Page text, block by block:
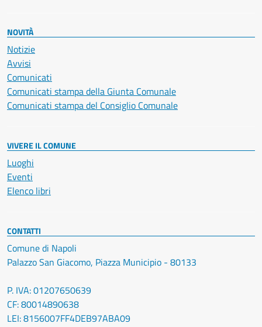
NOVITÀ
Notizie
Avvisi
Comunicati
Comunicati stampa della Giunta Comunale
Comunicati stampa del Consiglio Comunale
VIVERE IL COMUNE
Luoghi
Eventi
Elenco libri
CONTATTI
Comune di Napoli
Palazzo San Giacomo, Piazza Municipio - 80133
P. IVA: 01207650639
CF: 80014890638
LEI: 8156007FF4DEB97ABA09